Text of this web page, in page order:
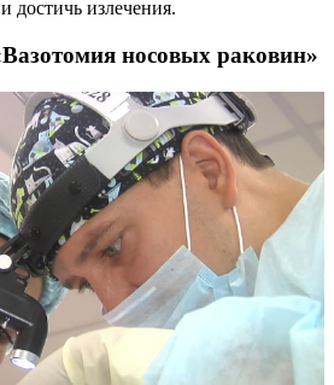
достичь излечения.
носовых раковин»